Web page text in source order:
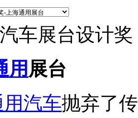
汽车展台设
用 展台
用汽车抛弃了